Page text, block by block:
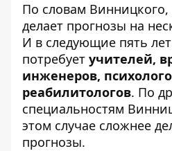
По словам Винницкого,
делает прогнозы на
И в следующие пять
потребует учителей,
инженеров,
реабилитологов. По
специальностям
этом случае сложнее
прогнозы.